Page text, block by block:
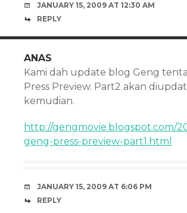
JANUARY 15, 2009 AT 12:30 AM
REPLY
ANAS
Kami dah update blog Geng
Press Preview. Part2 akan
kemudian.
http://gengmovie.blogspot.com/
geng-press-preview-part1.html
JANUARY 15, 2009 AT 6:06 PM
REPLY